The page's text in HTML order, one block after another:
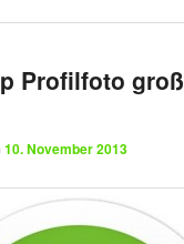
Profilfoto groß
10. November 2013